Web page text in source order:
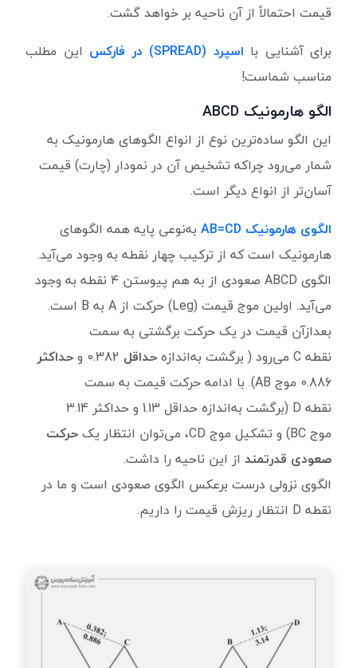
قیمت احتمالاً از آن ناحیه بر خواهد گشت.
برای آشنایی با اسپرد (SPREAD) در فارکس
این مطلب
مناسب شماست!
الگو هارمونیک ABCD
این الگو ساده‌ترین نوع از انواع الگوهای هارمونیک به
شمار می‌رود چراکه تشخیص آن در نمودار (چارت) قیمت
آسان‌تر از انواع دیگر است.
الگوی هارمونیک AB=CD
به‌نوعی پایه همه الگوهای
هارمونیک است که از ترکیب چهار نقطه به وجود می‌آید.
الگوی ABCD صعودی از به هم پیوستن ۴ نقطه به وجود
می‌آید. اولین موج قیمت (Leg) حرکت از A به B است.
بعدازآن قیمت در یک حرکت برگشتی به سمت
نقطه C می‌رود ( برگشت به‌اندازه
حداقل
حداکثر
0.886 موج AB). با ادامه حرکت قیمت به سمت
نقطه D (برگشت به‌اندازه حداقل 1.13 و حداکثر 3.14
موج BC) و تشکیل موج CD، می‌توان انتظار یک
حرکت
صعودی قدرتمند از این ناحیه را داشت.
الگوی نزولی درست برعکس الگوی صعودی است و ما در
نقطه D انتظار ریزش قیمت را داریم.